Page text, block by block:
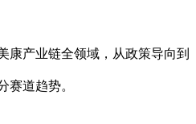
康产业链全领域，从政策导向到
赛道趋势。